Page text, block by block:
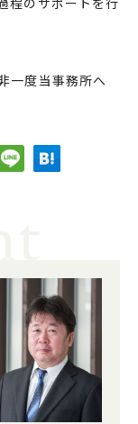
一度当事務所へ